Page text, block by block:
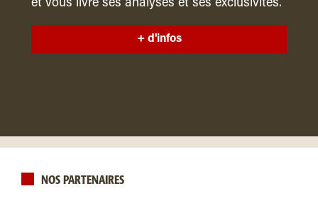
et vous livre ses analyses et ses exclusivités.
+ d'infos
NOS PARTENAIRES